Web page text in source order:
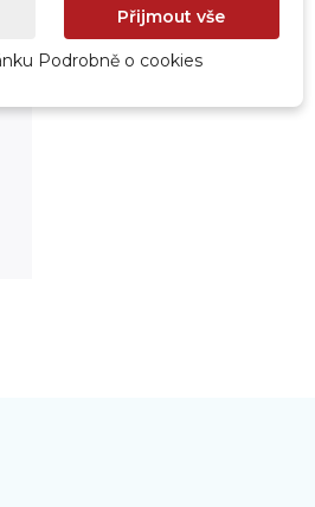
Přijmout vše
Podrobně o cookies